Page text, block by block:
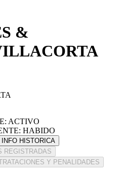
&
ACTIVO
HABIDO
INFO HISTORICA
REGISTRADAS
Y PENALIDADES